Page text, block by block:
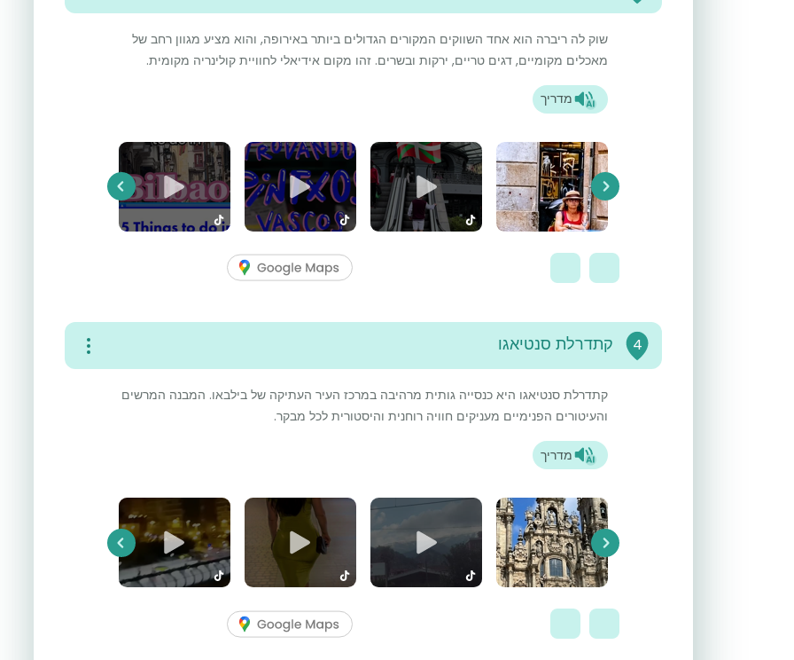
שוק לה ריברה הוא אחד השווקים המקורים הגדולים ביותר באירופה, והוא מציע מגוון רחב של
מאכלים מקומיים, דגים טריים, ירקות ובשרים. זהו מקום אידיאלי לחוויית קולינריה מקומית.
מדריך
Previous Next
4 קתדרלת סנטיאגו
קתדרלת סנטיאגו היא כנסייה גותית מרהיבה במרכז העיר העתיקה של בילבאו. המבנה המרשים
והעיטורים הפנימיים מעניקים חוויה רוחנית והיסטורית לכל מבקר.
מדריך
Previous Next